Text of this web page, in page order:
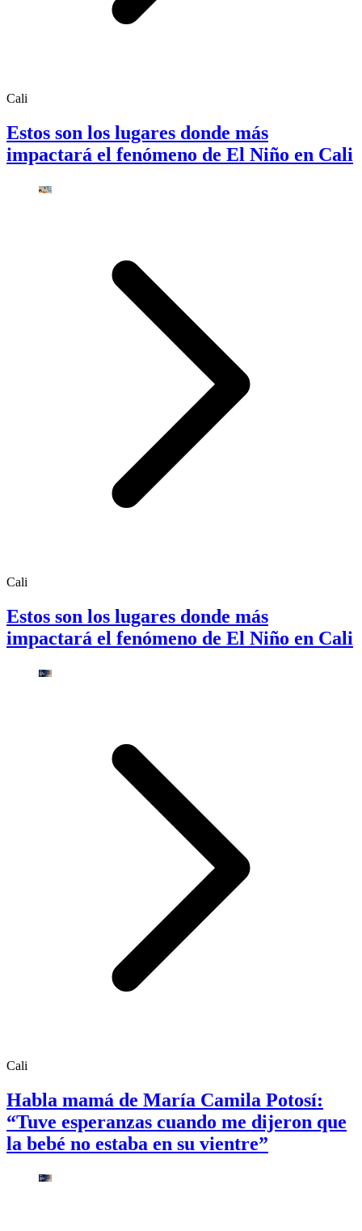
Cali
Estos son los lugares donde más
impactará el fenómeno de El Niño en Cali
Cali
Estos son los lugares donde más
impactará el fenómeno de El Niño en Cali
Cali
Habla mamá de María Camila Potosí:
“Tuve esperanzas cuando me dijeron que
la bebé no estaba en su vientre”